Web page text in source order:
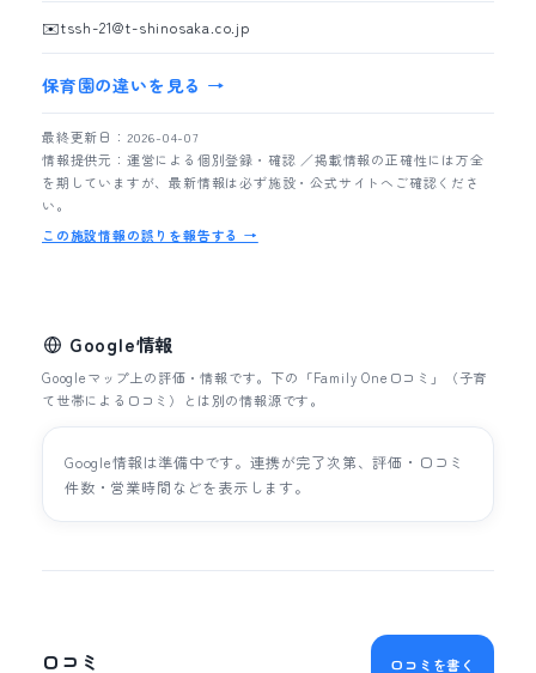
✉️tssh-21@t-shinosaka.co.jp
保育園の違いを見る →
最終更新日：2026-04-07
情報提供元：運営による個別登録・確認 ／掲載情報の正確性には万全
を期していますが、最新情報は必ず施設・公式サイトへご確認くださ
い。
この施設情報の誤りを報告する →
Google情報
Googleマップ上の評価・情報です。下の「Family One口コミ」（子育
て世帯による口コミ）とは別の情報源です。
Google情報は準備中です。連携が完了次第、評価・口コミ
件数・営業時間などを表示します。
口コミ 口コミを書く